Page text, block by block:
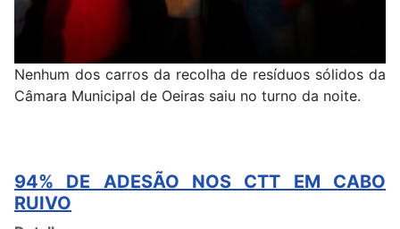
Nenhum dos carros da recolha de resíduos sólidos da
Câmara Municipal de Oeiras saiu no turno da noite.
94% DE ADESÃO NOS CTT EM CABO
RUIVO